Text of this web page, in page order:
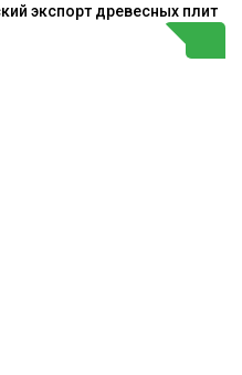
экспорт древесных плит